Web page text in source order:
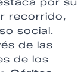
recorrido,
social.
de las
de los